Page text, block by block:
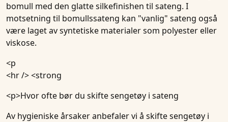
bomull med den glatte silkefinishen til sateng. I
motsetning til bomullssateng kan "vanlig" sateng også
være laget av syntetiske materialer som polyester eller
viskose.
<p
<hr /> <strong
<p>Hvor ofte bør du skifte sengetøy i sateng
Av hygieniske årsaker anbefaler vi å skifte sengetøy i